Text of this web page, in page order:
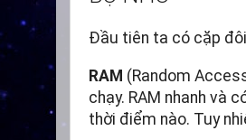
Đầu tiên ta có cặp đôi
RAM (Random
chạy. RAM nhanh và
thời điểm nào. Tuy